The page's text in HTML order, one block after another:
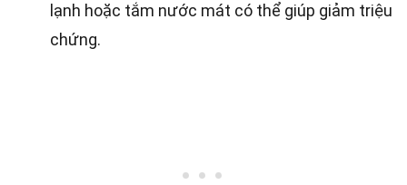
lạnh hoặc tắm nước mát có thể giúp giảm triệu
chứng.